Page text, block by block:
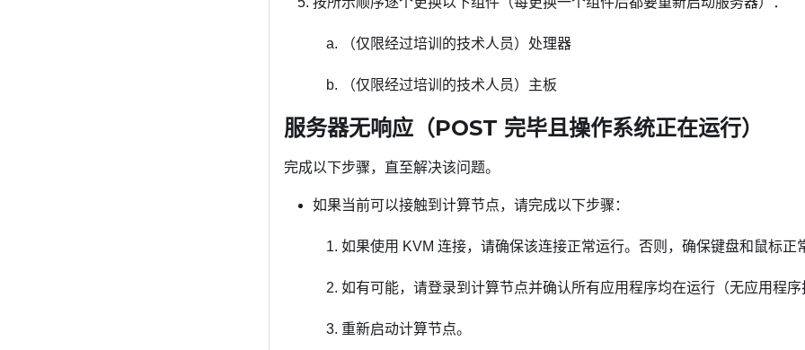
（仅限经过培训的技术人员）处理器
（仅限经过培训的技术人员）主板
服务器无响应（POST 完毕且操作系统正在运行）
完成以下步骤，直至解决该问题。
如果当前可以接触到计算节点，请完成以下步骤：
如果使用 KVM 连接，请确保该连接正常运行。否则，确保键盘和鼠标正
如有可能，请登录到计算节点并确认所有应用程序均在运行（无应用程序
重新启动计算节点。